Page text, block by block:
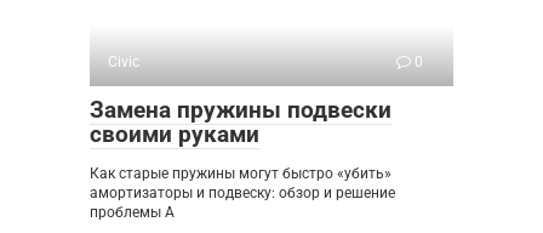
Civic 0
Замена пружины подвески
своими руками
Как старые пружины могут быстро «убить»
амортизаторы и подвеску: обзор и решение
проблемы А